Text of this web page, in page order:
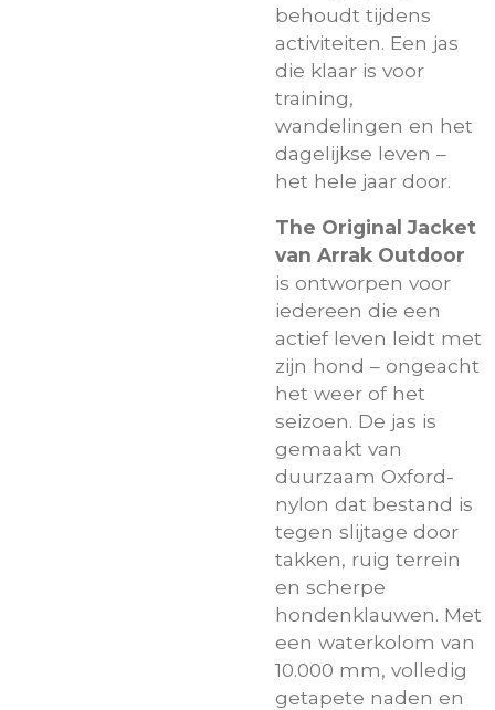
behoudt tijdens
activiteiten. Een jas
die klaar is voor
training,
wandelingen en het
dagelijkse leven –
het hele jaar door.
The Original Jacket
van Arrak Outdoor
is ontworpen voor
iedereen die een
actief leven leidt met
zijn hond – ongeacht
het weer of het
seizoen. De jas is
gemaakt van
duurzaam Oxford-
nylon dat bestand is
tegen slijtage door
takken, ruig terrein
en scherpe
hondenklauwen. Met
een waterkolom van
10.000 mm, volledig
getapete naden en